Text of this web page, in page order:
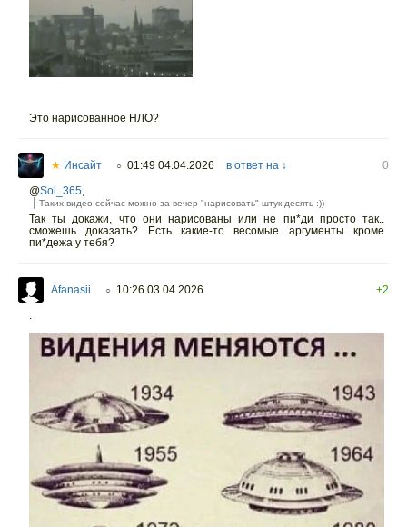
Это нарисованное НЛО?
★ Инсайт ○ 01:49 04.04.2026 в ответ на ↓
0
@Sol_365,
Таких видео сейчас можно за вечер "нарисовать" штук десять :))
Так ты докажи, что они нарисованы или не пи*ди просто так..
сможешь доказать? Есть какие-то весомые аргументы кроме
пи*дежа у тебя?
Afanasii ○ 10:26 03.04.2026
+2
.